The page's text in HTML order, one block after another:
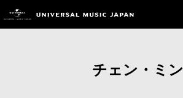
チェン・ミン